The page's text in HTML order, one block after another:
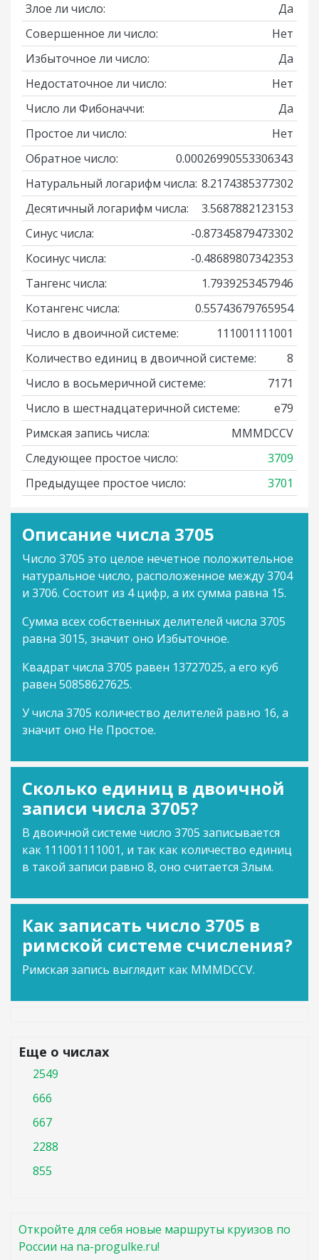
Злое ли число:
Да
Совершенное ли число:
Нет
Избыточное ли число:
Да
Недостаточное ли число:
Нет
Число ли Фибоначчи:
Да
Простое ли число:
Нет
Обратное число:
0.00026990553306343
Натуральный логарифм числа: 8.2174385377302
Десятичный логарифм числа:
3.5687882123153
Синус числа:
-0.87345879473302
Косинус числа:
-0.48689807342353
Тангенс числа:
1.7939253457946
Котангенс числа:
0.55743679765954
Число в двоичной системе:
111001111001
Количество единиц в двоичной системе:
8
Число в восьмеричной системе:
7171
Число в шестнадцатеричной системе:
e79
Римская запись числа:
MMMDCCV
Следующее простое число:
3709
Предыдущее простое число:
3701
Описание числа 3705
Число 3705 это целое нечетное положительное
натуральное число, расположенное между 3704
и 3706. Состоит из 4 цифр, а их сумма равна 15.
Сумма всех собственных делителей числа 3705
равна 3015, значит оно Избыточное.
Квадрат числа 3705 равен 13727025, а его куб
равен 50858627625.
У числа 3705 количество делителей равно 16, а
значит оно Не Простое.
Сколько единиц в двоичной
записи числа 3705?
В двоичной системе число 3705 записывается
как 111001111001, и так как количество единиц
в такой записи равно 8, оно считается Злым.
Как записать число 3705 в
римской системе счисления?
Римская запись выглядит как MMMDCCV.
Еще о числах
2549
666
667
2288
855
Откройте для себя новые маршруты круизов по
России на na-progulke.ru!